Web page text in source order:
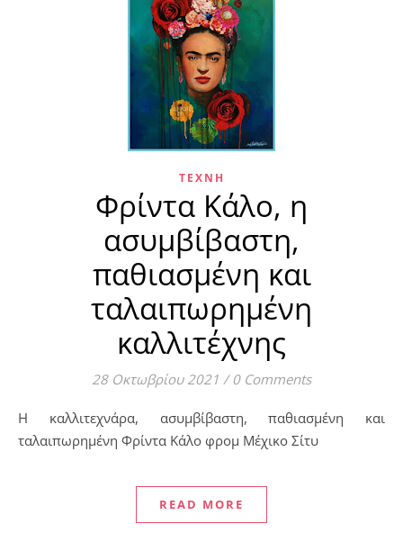
ΤΈΧΝΗ
Φρίντα Κάλο, η
ασυμβίβαστη,
παθιασμένη και
ταλαιπωρημένη
καλλιτέχνης
28 Οκτωβρίου 2021 / 0 Comments
Η καλλιτεχνάρα, ασυμβίβαστη, παθιασμένη και
ταλαιπωρημένη Φρίντα Κάλο φρομ Μέχικο Σίτυ
READ MORE